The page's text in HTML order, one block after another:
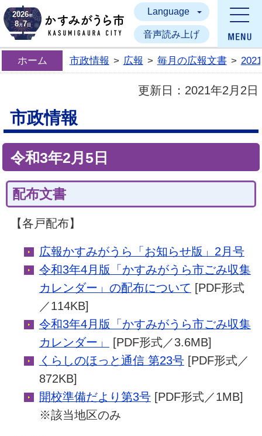
かすみがうら市
2026年
8月7日
Language
音声読み上げ
ホーム 市政情報 > 広報 > 毎月の広報文書 >
更新日： 2021年2月2日
市政情報
令和3年2月5日
配布文書
【各戸配布】
広報かすみがうら「お知らせ版」2月号
令和3年4月版「かすみがうら市ごみ収集
カレンダー」の配布について [PDF形式
／114KB]
令和3年4月版「かすみがうら市ごみ収集
カレンダー」
[PDF形式／3.6MB]
くらしのほっと通信 第23号[PDF形式／
872KB]
開校準備だより第3号[PDF形式／1MB]
※該当地区のみ